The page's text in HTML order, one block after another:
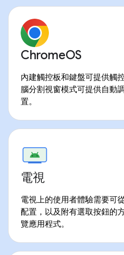
ChromeOS
內建觸控板和鍵盤可提供觸
腦分割視窗模式可提供自動
置。
電視
電視上的使用者體驗需要可
配置，以及附有選取按鈕的
覽應用程式。